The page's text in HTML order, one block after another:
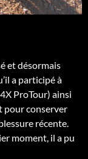
et désormais
a participé à
ProTour) ainsi
pour conserver
récente.
moment, il a pu